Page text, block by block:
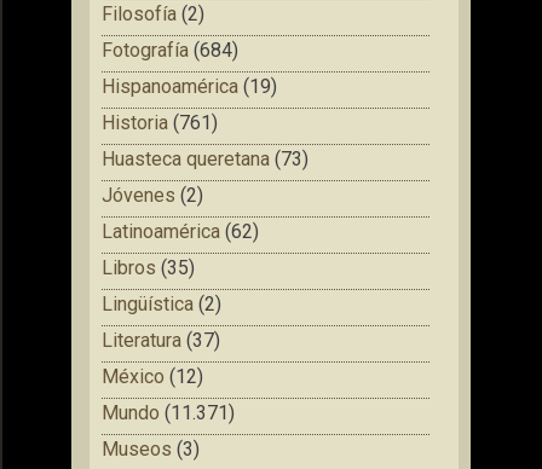
Filosofía (2)
Fotografía (684)
Hispanoamérica (19)
Historia (761)
Huasteca queretana (73)
Jóvenes (2)
Latinoamérica (62)
Libros (35)
Lingüística (2)
Literatura (37)
México (12)
Mundo (11.371)
Museos (3)